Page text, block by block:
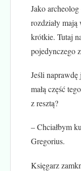
Jako
rozdziały
krótkie. Tutaj
pojedynczego
Jeśli
małą część
z resztą?
– Chciałbym
Gregorius.
Księgarz